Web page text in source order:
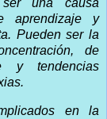
una causa
aprendizaje y
Pueden ser la
de
y tendencias
en la